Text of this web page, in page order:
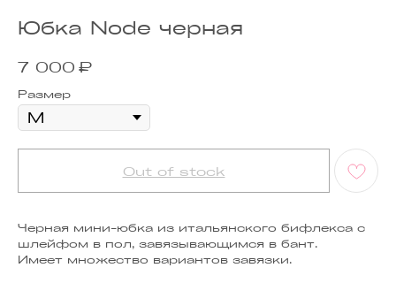
Юбка Node черная
7 000 ₽
Размер
Out of stock
Черная мини-юбка из итальянского бифлекса с
шлейфом в пол, завязывающимся в бант.
Имеет множество вариантов завязки.